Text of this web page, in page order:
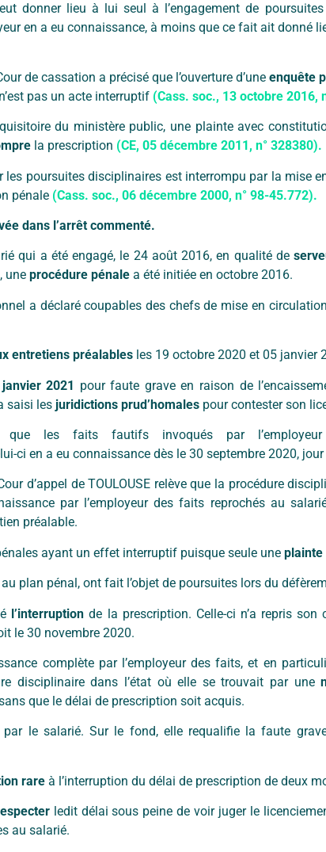
donner lieu à lui seul à l’engagement de
en a eu connaissance, à moins que ce fait ait donné
de cassation a précisé que l’ouverture d’une enquête
pas un acte interruptif (Cass. soc., 13 octobre 2016,
du ministère public, une plainte avec
la prescription (CE, 05 décembre 2011, n° 328380).
les poursuites disciplinaires est interrompu par la mise
pénale (Cass. soc., 06 décembre 2000, n° 98-45.772).
dans l’arrêt commenté.
qui a été engagé, le 24 août 2016, en qualité de
une procédure pénale a été initiée en octobre 2016.
a déclaré coupables des chefs de mise en
entretiens préalables les 19 octobre 2020 et 05 janvier
2021 pour faute grave en raison de
saisi les juridictions prud’homales pour contester son
les faits fautifs invoqués par
ci en a eu connaissance dès le 30 septembre 2020,
d’appel de TOULOUSE relève que la procédure
par l’employeur des faits reprochés au
préalable.
ayant un effet interruptif puisque seule une plainte
plan pénal, ont fait l’objet de poursuites lors du
l’interruptionde la prescription. Celle-ci n’a repris
le 30 novembre 2020.
complète par l’employeur des faits, et en
disciplinaire dans l’état où elle se trouvait par une
que le délai de prescription soit acquis.
le salarié. Sur le fond, elle requalifie la faute
rare à l’interruption du délai de prescription de deux
ledit délai sous peine de voir juger le
au salarié.